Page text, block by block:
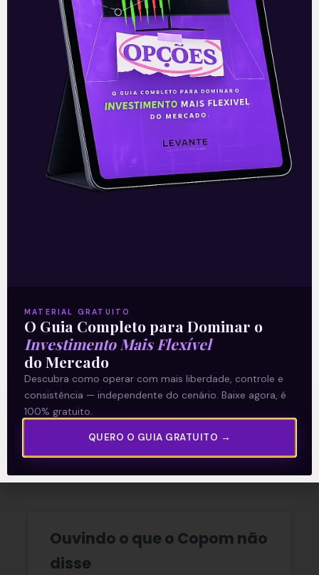
vários aspectos.
—
Leia a última coluna da Denise Campos
de Toledo:
Conflito na Ucrânia amplia
incertezas globais e para o Brasil.
O conteúdo foi útil para você? Compartilhe!
Recomendado para
você
Ouvindo o que o Copom não
disse
MATERIAL GRATUITO
O Guia Completo para Dominar o
Investimento Mais Flexível
do Mercado
Descubra como operar com mais liberdade, controle e
consistência — independente do cenário. Baixe agora, é
100% gratuito.
QUERO O GUIA GRATUITO →